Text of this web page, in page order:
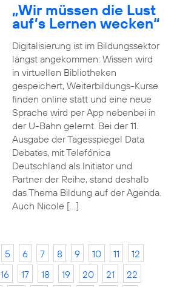
„Wir müssen die Lust
auf’s Lernen wecken“
Digitalisierung ist im Bildungssektor
längst angekommen: Wissen wird
in virtuellen Bibliotheken
gespeichert, Weiterbildungs-Kurse
finden online statt und eine neue
Sprache wird per App nebenbei in
der U-Bahn gelernt. Bei der 11.
Ausgabe der Tagesspiegel Data
Debates, mit Telefónica
Deutschland als Initiator und
Partner der Reihe, stand deshalb
das Thema Bildung auf der Agenda.
Auch Nicole […]
5 6 7 8 9 10 11
12
16 17 18 19 20 21
22